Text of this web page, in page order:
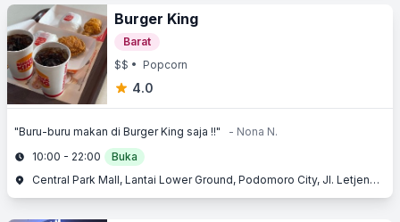
Burger King
Barat
$$ • Popcorn
4.0
"Buru-buru makan di Burger King saja !!"
- Nona N.
10:00 - 22:00
Buka
Central Park Mall, Lantai Lower Ground, Podomoro City, Jl. Letjend. S. Parman Kav. 28, Slipi, Jakarta Barat, Jakarta